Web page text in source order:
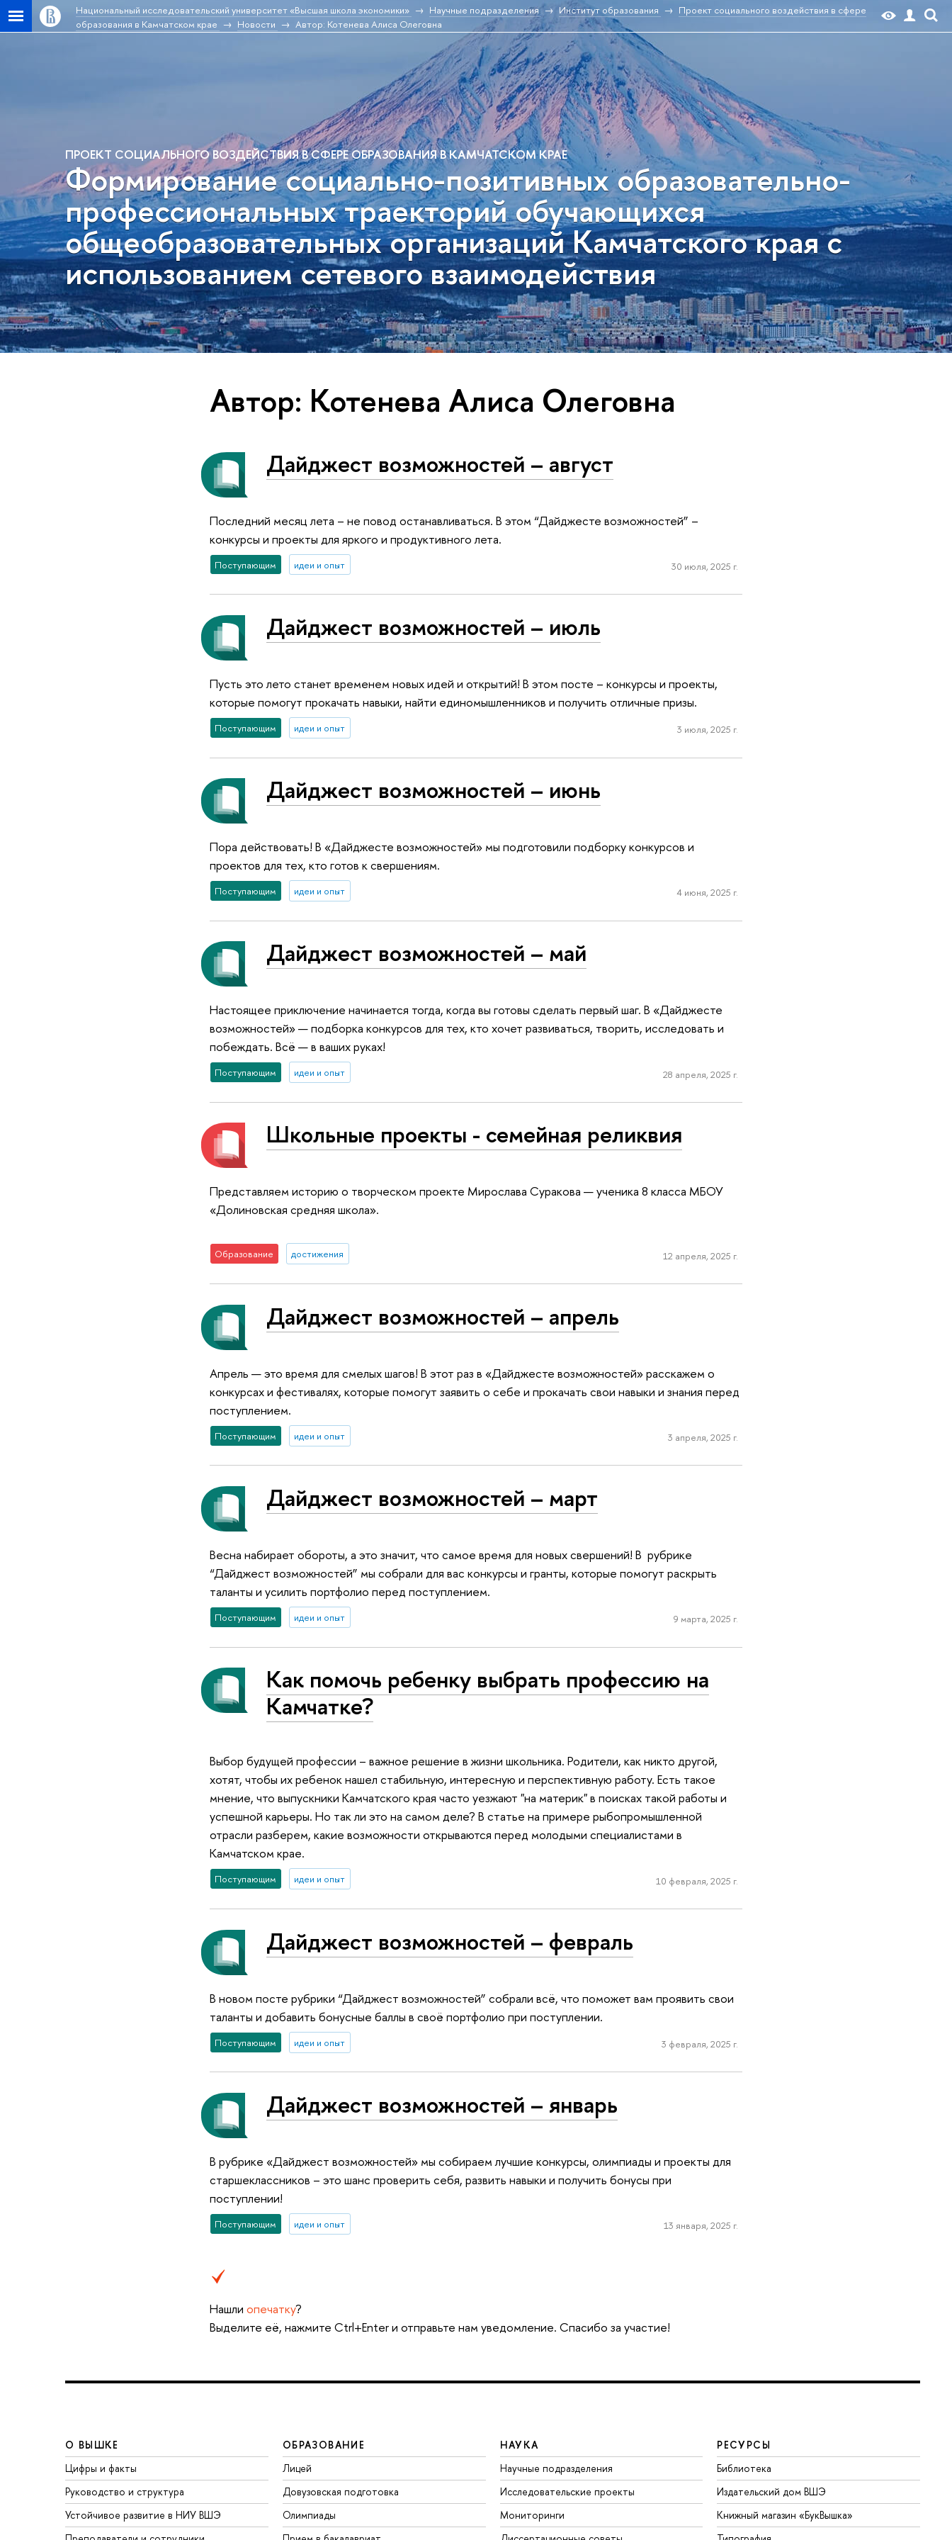
Национальный исследовательский университет «Высшая школа экономики» Научные подразделения Институт образования
Проект социального воздействия в сфере
образования в Камчатском крае
Новости Автор: Котенева Алиса Олеговна
ПРОЕКТ СОЦИАЛЬНОГО ВОЗДЕЙСТВИЯ В СФЕРЕ ОБРАЗОВАНИЯ В КАМЧАТСКОМ КРАЕ
Формирование социально-позитивных образовательно-
профессиональных траекторий обучающихся
общеобразовательных организаций Камчатского края с
использованием сетевого взаимодействия
Автор: Котенева Алиса Олеговна
Дайджест возможностей – август
Последний месяц лета – не повод останавливаться. В этом “Дайджесте возможностей” –
конкурсы и проекты для яркого и продуктивного лета.
Поступающим идеи и опыт 30 июля, 2025 г.
Дайджест возможностей – июль
Пусть это лето станет временем новых идей и открытий! В этом посте – конкурсы и проекты,
которые помогут прокачать навыки, найти единомышленников и получить отличные призы.
Поступающим идеи и опыт 3 июля, 2025 г.
Дайджест возможностей – июнь
Пора действовать! В «Дайджесте возможностей» мы подготовили подборку конкурсов и
проектов для тех, кто готов к свершениям.
Поступающим идеи и опыт 4 июня, 2025 г.
Дайджест возможностей – май
Настоящее приключение начинается тогда, когда вы готовы сделать первый шаг. В «Дайджесте
возможностей» — подборка конкурсов для тех, кто хочет развиваться, творить, исследовать и
побеждать. Всё — в ваших руках!
Поступающим идеи и опыт 28 апреля, 2025 г.
Школьные проекты - семейная реликвия
Представляем историю о творческом проекте Мирослава Суракова — ученика 8 класса МБОУ
«Долиновская средняя школа».
Образование достижения 12 апреля, 2025 г.
Дайджест возможностей – апрель
Апрель — это время для смелых шагов! В этот раз в «Дайджесте возможностей» расскажем о
конкурсах и фестивалях, которые помогут заявить о себе и прокачать свои навыки и знания перед
поступлением.
Поступающим идеи и опыт 3 апреля, 2025 г.
Дайджест возможностей – март
Весна набирает обороты, а это значит, что самое время для новых свершений! В рубрике
“Дайджест возможностей” мы собрали для вас конкурсы и гранты, которые помогут раскрыть
таланты и усилить портфолио перед поступлением.
Поступающим идеи и опыт 9 марта, 2025 г.
Как помочь ребенку выбрать профессию на
Камчатке?
Выбор будущей профессии – важное решение в жизни школьника. Родители, как никто другой,
хотят, чтобы их ребенок нашел стабильную, интересную и перспективную работу. Есть такое
мнение, что выпускники Камчатского края часто уезжают "на материк" в поисках такой работы и
успешной карьеры. Но так ли это на самом деле? В статье на примере рыбопромышленной
отрасли разберем, какие возможности открываются перед молодыми специалистами в
Камчатском крае.
Поступающим идеи и опыт 10 февраля, 2025 г.
Дайджест воз­мож­но­стей – февраль
В новом посте рубрики “Дайджест возможностей” собрали всё, что поможет вам проявить свои
таланты и добавить бонусные баллы в своё портфолио при поступлении.
Поступающим идеи и опыт 3 февраля, 2025 г.
Дайджест воз­мож­но­стей – январь
В рубрике «Дайджест возможностей» мы собираем лучшие конкурсы, олимпиады и проекты для
старшеклассников – это шанс проверить себя, развить навыки и получить бонусы при
поступлении!
Поступающим идеи и опыт 13 января, 2025 г.
Нашли опечатку?
Выделите её, нажмите Ctrl+Enter и отправьте нам уведомление. Спасибо за участие!
О ВЫШКЕ
Цифры и факты
Руководство и структура
Устойчивое развитие в НИУ ВШЭ
ОБРАЗОВАНИЕ
Лицей
Довузовская подготовка
Олимпиады
НАУКА
Научные подразделения
Исследовательские проекты
Мониторинги
РЕСУРСЫ
Библиотека
Издательский дом ВШЭ
Книжный магазин «БукВышка»